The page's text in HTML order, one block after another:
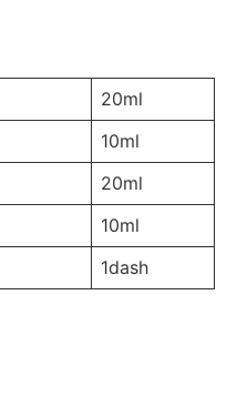
20ml
10ml
20ml
10ml
1dash